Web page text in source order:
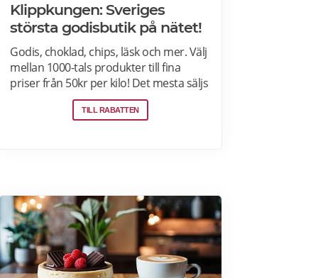
Klippkungen: Sveriges
största godisbutik på nätet!
Godis, choklad, chips, läsk och mer. Välj
mellan 1000-tals produkter till fina
priser från 50kr per kilo! Det mesta säljs
i flerkiloslådor men det finns även
förpackningar som lämpar sig bra som
TILL RABATTEN